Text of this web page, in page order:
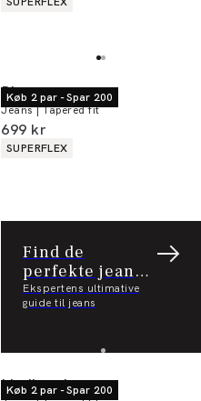
Køb 2 par - Spar 200
Bison
Jeans | Tapered fit
I alt (inkl. rabat)
699 kr
Produkt egenskaber
SUPERFLEX
Find de
perfekte jeans
til dig
Ekspertens ultimative
guide til jeans
Køb 2 par - Spar 200
Lindbergh